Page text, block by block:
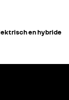
en hybride